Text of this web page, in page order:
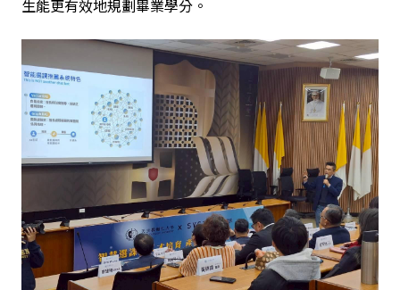
生能更有效地規劃畢業學分。